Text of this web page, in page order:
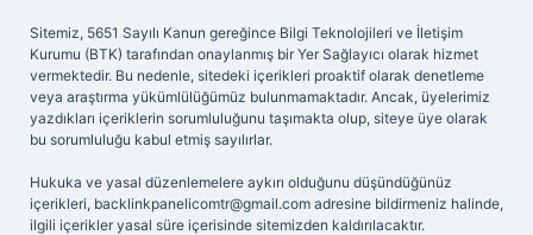
Sitemiz, 5651 Sayılı Kanun gereğince Bilgi Teknolojileri ve İletişim
Kurumu (BTK) tarafından onaylanmış bir Yer Sağlayıcı olarak hizmet
vermektedir. Bu nedenle, sitedeki içerikleri proaktif olarak denetleme
veya araştırma yükümlülüğümüz bulunmamaktadır. Ancak, üyelerimiz
yazdıkları içeriklerin sorumluluğunu taşımakta olup, siteye üye olarak
bu sorumluluğu kabul etmiş sayılırlar.
Hukuka ve yasal düzenlemelere aykırı olduğunu düşündüğünüz
içerikleri, backlinkpanelicomtr@gmail.com adresine bildirmeniz halinde,
ilgili içerikler yasal süre içerisinde sitemizden kaldırılacaktır.